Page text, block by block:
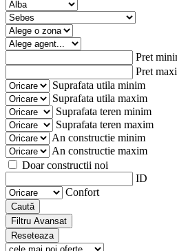
Pret
Pret
Suprafata utila minim
Suprafata utila maxim
Suprafata teren minim
Suprafata teren maxim
An constructie minim
An constructie maxim
Doar constructii noi
ID
Confort
Caută
Filtru Avansat
Reseteaza